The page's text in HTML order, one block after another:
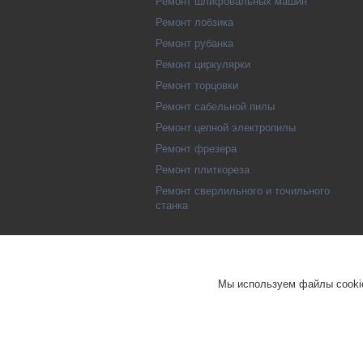
Ремонт лобзика
Ремонт рубанка
Ремонт циркулярки
Ремонт торцовки
Ремонт сабельной пилы
Ремонт цепной электропилы
Ремонт фрезера
Ремонт плиткореза
Ремонт сверлильного и точильного
станка
Мы используем файлы